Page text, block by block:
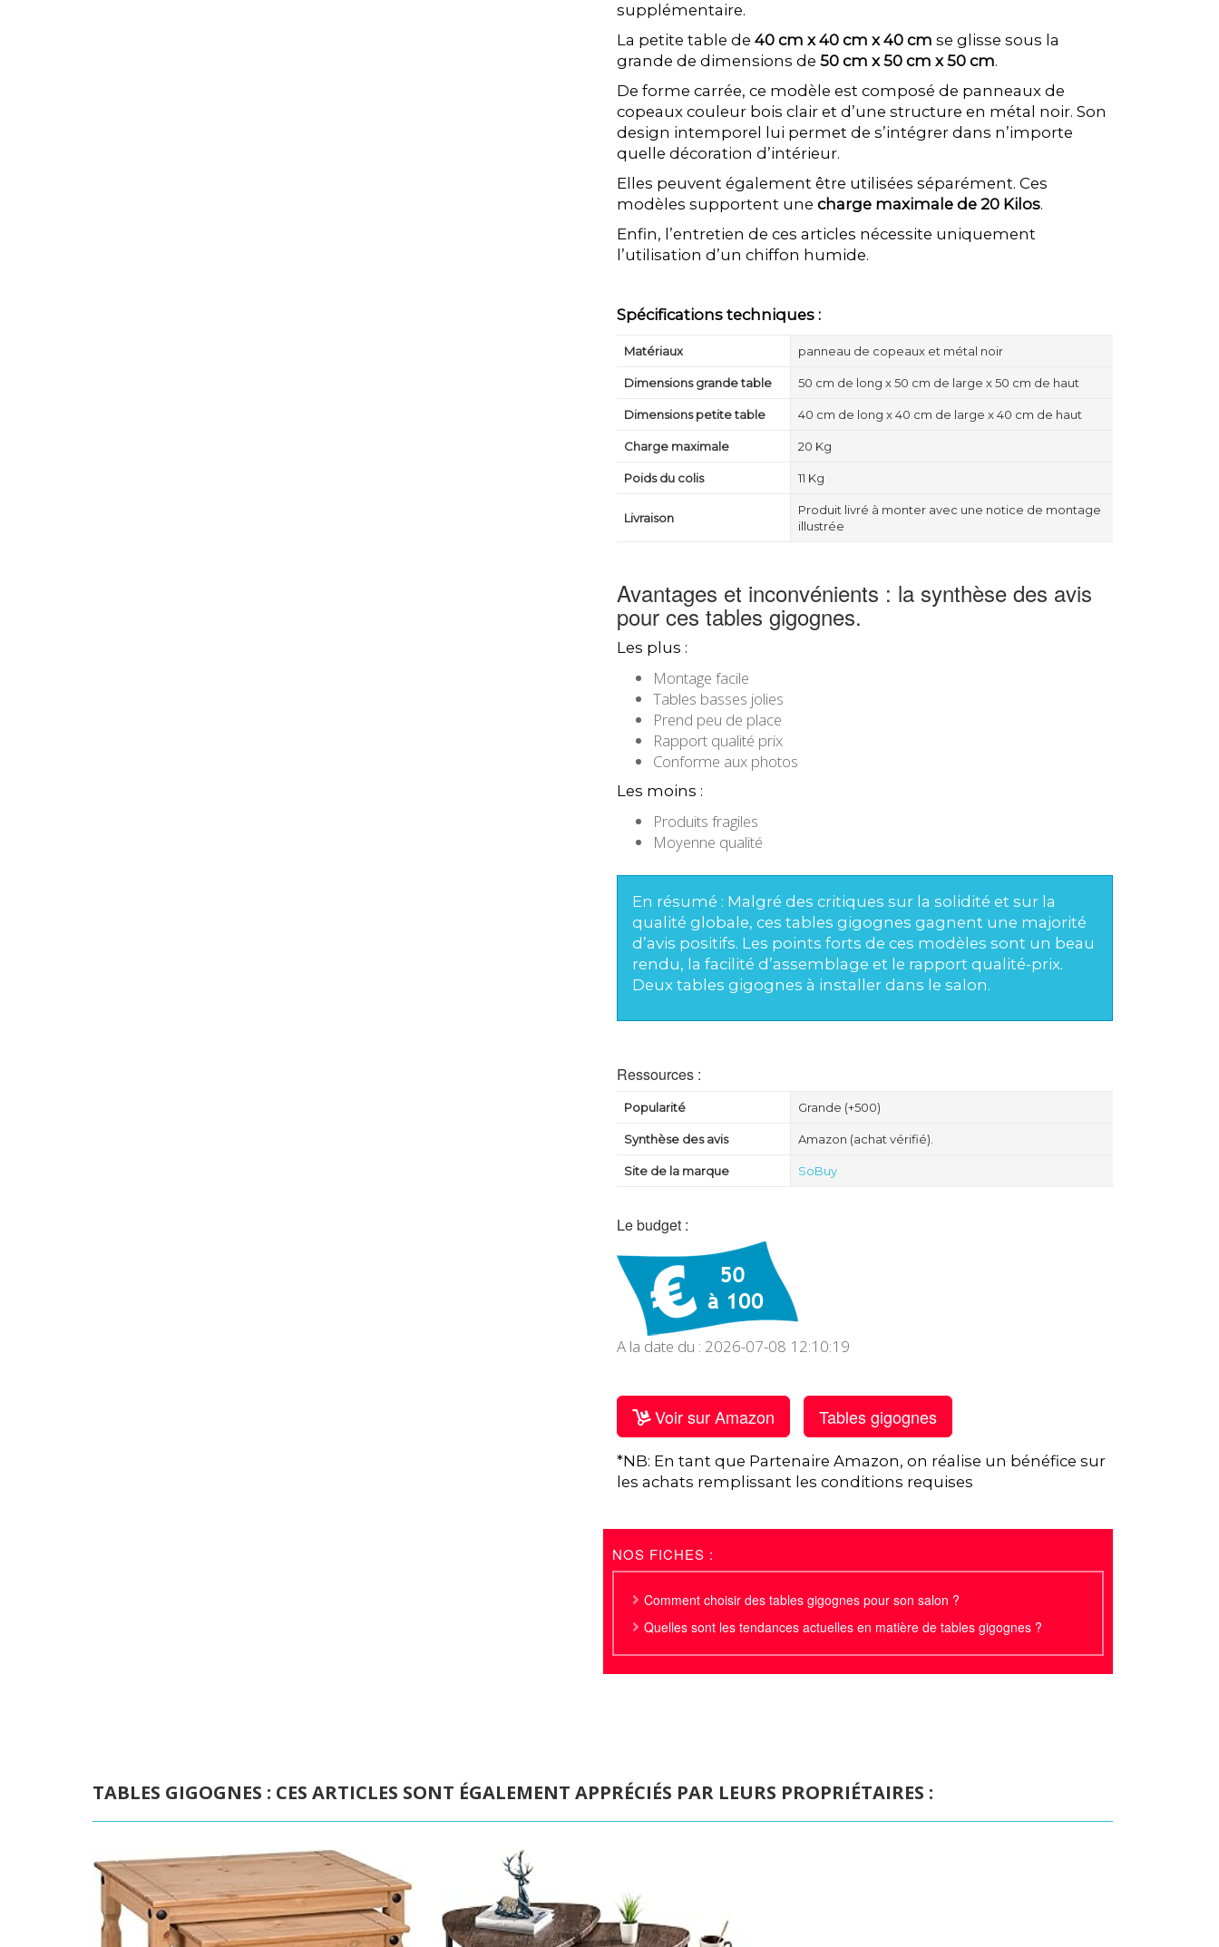
supplémentaire.
La petite table de 40 cm x 40 cm x 40 cm se glisse sous la
grande de dimensions de 50 cm x 50 cm x 50 cm.
De forme carrée, ce modèle est composé de panneaux de
copeaux couleur bois clair et d’une structure en métal noir. Son
design intemporel lui permet de s’intégrer dans n’importe
quelle décoration d’intérieur.
Elles peuvent également être utilisées séparément. Ces
modèles supportent une charge maximale de 20 Kilos.
Enfin, l’entretien de ces articles nécessite uniquement
l’utilisation d’un chiffon humide.
Spécifications techniques :
Matériaux panneau de copeaux et métal noir
Dimensions grande table 50 cm de long x 50 cm de large x 50 cm de haut
Dimensions petite table 40 cm de long x 40 cm de large x 40 cm de haut
Charge maximale 20 Kg
Poids du colis 11 Kg
Livraison
Produit livré à monter avec une notice de montage
illustrée
Avantages et inconvénients : la synthèse des avis
pour ces tables gigognes.
Les plus :
Montage facile
Tables basses jolies
Prend peu de place
Rapport qualité prix
Conforme aux photos
Les moins :
Produits fragiles
Moyenne qualité
En résumé : Malgré des critiques sur la solidité et sur la
qualité globale, ces tables gigognes gagnent une majorité
d’avis positifs. Les points forts de ces modèles sont un beau
rendu, la facilité d’assemblage et le rapport qualité-prix.
Deux tables gigognes à installer dans le salon.
Ressources :
Popularité Grande (+500)
Synthèse des avis Amazon (achat vérifié).
Site de la marque SoBuy
Le budget :
A la date du : 2026-07-08 12:10:19
Voir sur Amazon Tables gigognes
*NB: En tant que Partenaire Amazon, on réalise un bénéfice sur
les achats remplissant les conditions requises
NOS FICHES :
Comment choisir des tables gigognes pour son salon ?
Quelles sont les tendances actuelles en matière de tables gigognes ?
TABLES GIGOGNES : CES ARTICLES SONT ÉGALEMENT APPRÉCIÉS PAR LEURS PROPRIÉTAIRES :